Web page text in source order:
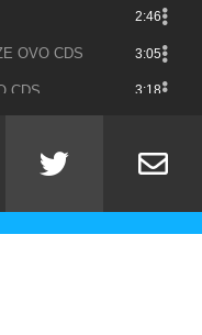
2:46
OVO CDS 3:05
CDS 3:18
2:54